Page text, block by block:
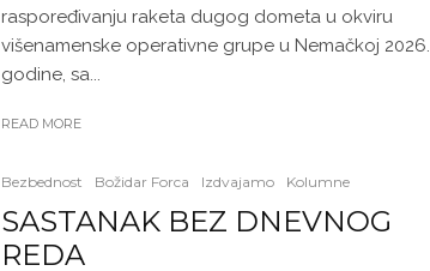
raspoređivanju raketa dugog dometa u okviru
višenamenske operativne grupe u Nemačkoj 2026.
godine, sa...
READ MORE
Bezbednost Božidar Forca Izdvajamo Kolumne
SASTANAK BEZ DNEVNOG
REDA